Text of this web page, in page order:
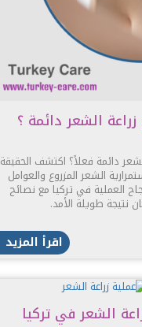
الشعر دائمة ؟
دائمة فعلاً؟ اكتشف الحقيقة
الشعر المزروع والعوامل
العملية في تركيا مع نصائح
نتيجة طويلة الأمد.
اقرأ المزيد
الشعر في تركيا